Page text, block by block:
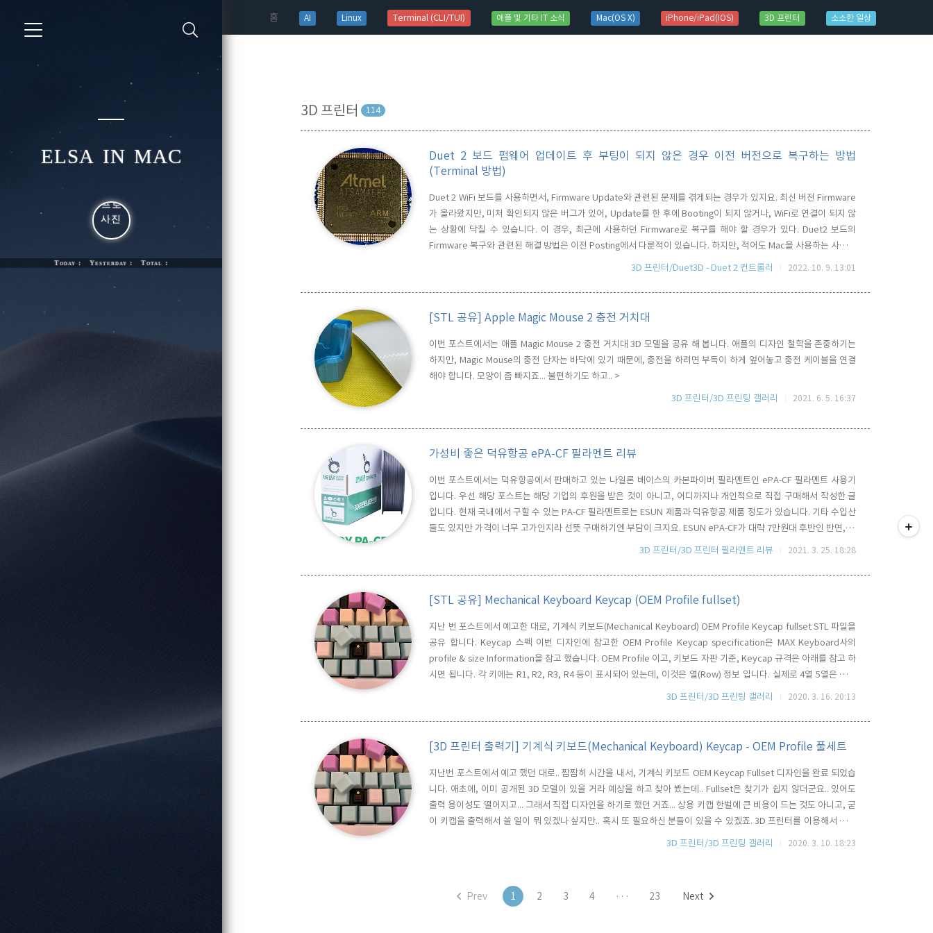
홈(current)
AI Linux Terminal (CLI/TUI) 애플 및 기타 IT 소식 Mac(OS X) iPhone/iPad(IOS) 3D 프린터 소소한 일상
elsa in mac
Today : Yesterday : Total :
3D 프린터 114
Duet 2 보드 펌웨어 업데이트 후 부팅이 되지 않은 경우 이전 버전으로 복구하는 방법
(Terminal 방법)
Duet 2 WiFi 보드를 사용하면서, Firmware Update와 관련된 문제를 겪게되는 경우가 있지요. 최신 버전 Firmware
가 올라왔지만, 미처 확인되지 않은 버그가 있어, Update를 한 후에 Booting이 되지 않거나, WiFi로 연결이 되지 않
는 상황에 닥칠 수 있습니다. 이 경우, 최근에 사용하던 Firmware로 복구를 해야 할 경우가 있다. Duet2 보드의
Firmware 복구와 관련된 해결 방법은 이전 Posting에서 다룬적이 있습니다. 하지만, 적어도 Mac을 사용하는 사용자
라면, Big Sur 이 후 부터는 BOSSA GUI 앱이 동작하지 않습니다. 해당 앱 실행과 연관된 Library를 읽어 올 수 없기
3D 프린터/Duet3D - Duet 2 컨트롤러 2022. 10. 9. 13:01
[STL 공유] Apple Magic Mouse 2 충전 거치대
이번 포스트에서는 애플 Magic Mouse 2 충전 거치대 3D 모델을 공유 해 봅니다. 애플의 디자인 철학을 존중하기는
하지만, Magic Mouse의 충전 단자는 바닥에 있기 때문에, 충전을 하려면 부득이 하게 엎어놓고 충전 케이블을 연결
해야 합니다. 모양이 좀 빠지죠... 불편하기도 하고.. >
3D 프린터/3D 프린팅 갤러리
2021. 6. 5. 16:37
가성비 좋은 덕유항공 ePA-CF 필라멘트 리뷰
이번 포스트에서는 덕유항공에서 판매하고 있는 나일론 베이스의 카본파이버 필라멘트인 ePA-CF 필라멘트 사용기
입니다. 우선 해당 포스트는 해당 기업의 후원을 받은 것이 아니고, 어디까지나 개인적으로 직접 구매해서 작성한 글
입니다. 현재 국내에서 구할 수 있는 PA-CF 필라멘트로는 ESUN 제품과 덕유항공 제품 정도가 있습니다. 기타 수입산
들도 있지만 가격이 너무 고가인지라 선뜻 구매하기엔 부담이 크지요. ESUN ePA-CF가 대략 7만원대 후반인 반면, 덕
유항공의 ePA-CF는 5만원 중반에 구입 가능 합니다. PA-CF(PolyAmide-Carbon Fiber) 필라멘트는 앞서 언급했듯
3D 프린터/3D 프린터 필라멘트 리뷰 2021. 3. 25. 18:28
[STL 공유] Mechanical Keyboard Keycap (OEM Profile fullset)
지난 번 포스트에서 예고한 대로, 기계식 키보드(Mechanical Keyboard) OEM Profile Keycap fullset STL 파일을
공유 합니다. Keycap 스펙 이번 디자인에 참고한 OEM Profile Keycap specification은 MAX Keyboard사의
profile & size Information을 참고 했습니다. OEM Profile 이고, 키보드 자판 기준, Keycap 규격은 아래를 참고 하
시면 됩니다. 각 키에는 R1, R2, R3, R4 등이 표시되어 있는데, 이것은 열(Row) 정보 입니다. 실제로 4열 5열은 동일
한 R4 규격을 사용하며, 1열과 2열은 R1을 사용하고 있음을 알 수 있습니다. Row 정보 하단에는 Size 정보가 기입되
3D 프린터/3D 프린팅 갤러리 2020. 3. 16. 20:13
[3D 프린터 출력기] 기계식 키보드(Mechanical Keyboard) Keycap - OEM Profile 풀세트
지난번 포스트에서 예고 했던 대로.. 짬짬히 시간을 내서, 기계식 키보드 OEM Keycap Fullset 디자인을 완료 되었습
니다. 애초에, 이미 공개된 3D 모델이 있을 거라 예상을 하고 찾아 봤는데.. Fullset은 찾기가 쉽지 않더군요.. 있어도
출력 용이성도 떨어지고... 그래서 직접 디자인을 하기로 했던 거죠... 상용 키캡 한벌에 큰 비용이 드는 것도 아니고, 굳
이 키캡을 출력해서 쓸 일이 뭐 있겠나 싶지만.. 혹시 또 필요하신 분들이 있을 수 있겠죠. 3D 프린터를 이용해서 커스
텀 키보드 만드실 계획이 있으신 분들에게도 유용할 것 같기도 하고... 기계식 키보드 덕후는 아니지만, 이왕 디자인 할
3D 프린터/3D 프린팅 갤러리 2020. 3. 10. 18:23
Prev 1 2 3 4 ··· 23 Next
티스토리툴바